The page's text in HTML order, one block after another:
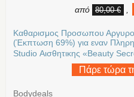
από 80,00 €
Καθαρισμος Προσωπου
(Έκπτωση 69%) για εναν
Studio Αισθητικης «Beauty
Πάρε τώρα
Bodydeals